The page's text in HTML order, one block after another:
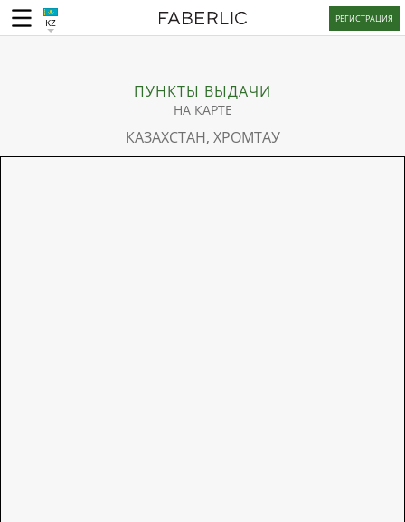
KZ РЕГИСТРАЦИЯ
ПУНКТЫ ВЫДАЧИ
НА КАРТЕ
КАЗАХСТАН, ХРОМТАУ